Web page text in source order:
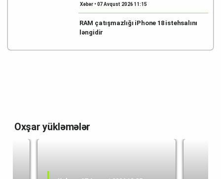
Xəbər • 07 Avqust 2026 11:15
RAM çatışmazlığı iPhone 18 istehsalını
ləngidir
Oxşar yükləmələr